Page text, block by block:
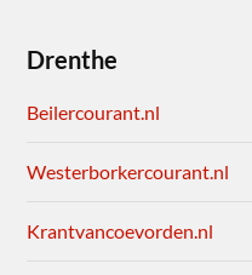
Drenthe
Beilercourant.nl
Westerborkercourant.nl
Krantvancoevorden.nl